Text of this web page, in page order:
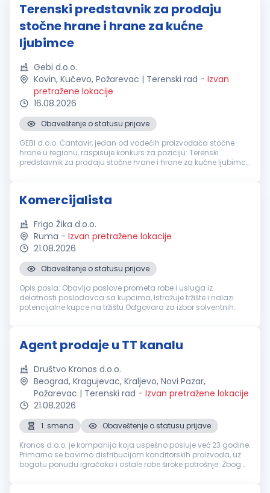
Terenski predstavnik za prodaju
stočne hrane i hrane za kućne
ljubimce
Gebi d.o.o.
Kovin, Kučevo, Požarevac | Terenski rad - Izvan
pretražene lokacije
16.08.2026
Obaveštenje o statusu prijave
GEBI d.o.o. Čantavir, jedan od vodećih proizvođača stočne
hrane u regionu, raspisuje konkurs za poziciju: Terenski
predstavnik za prodaju stočne hrane i hrane za kućne ljubimce
Komercijalista
Frigo Žika d.o.o.
Ruma - Izvan pretražene lokacije
21.08.2026
Obaveštenje o statusu prijave
Opis posla: Obavlja poslove prometa robe i usluga iz
delatnosti poslodavca sa kupcima, Istražuje tržište i nalazi
potencijalne kupce na tržištu Odgovara za izbor solventnih
Agent prodaje u TT kanalu
Društvo Kronos d.o.o.
Beograd, Kragujevac, Kraljevo, Novi Pazar,
Požarevac | Terenski rad - Izvan pretražene lokacije
21.08.2026
1. smena
Obaveštenje o statusu prijave
Kronos d.o.o. je kompanija koja uspešno posluje već 23 godine.
Primarno se bavimo distribucijom konditorskih proizvoda, uz
bogatu ponudu igračaka i ostale robe široke potrošnje. Zbog